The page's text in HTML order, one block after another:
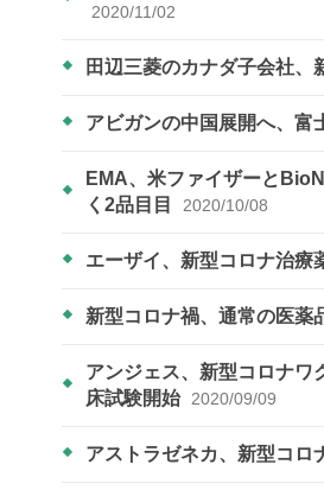
2020/11/02
田辺三菱のカナダ子会社
アビガンの中国展開へ、
EMA、米ファイザーと
く2品目目
2020/10/08
エーザイ、新型コロナ治
新型コロナ禍、通常の医
アンジェス、新型コロナ
床試験開始 2020/09/09
アストラゼネカ、新型コロ